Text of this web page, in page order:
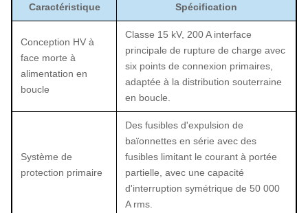
Caractéristique Spécification
Conception HV à
face morte à
alimentation en
boucle
Classe 15 kV, 200 A interface
principale de rupture de charge avec
six points de connexion primaires,
adaptée à la distribution souterraine
en boucle.
Système de
protection primaire
Des fusibles d'expulsion de
baïonnettes en série avec des
fusibles limitant le courant à portée
partielle, avec une capacité
d'interruption symétrique de 50 000
A rms.